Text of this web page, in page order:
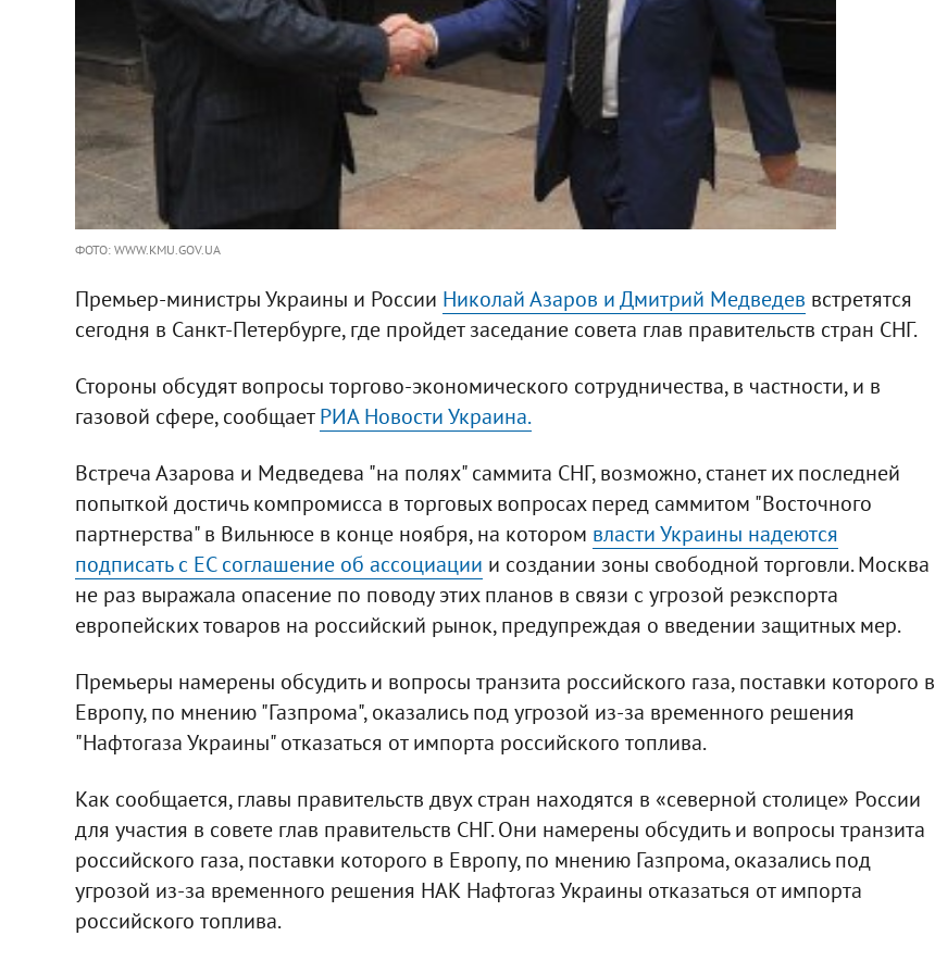
ФОТО: WWW.KMU.GOV.UA
Премьер-министры Украины и России Николай Азаров и Дмитрий Медведев встретятся
сегодня в Санкт-Петербурге, где пройдет заседание совета глав правительств стран СНГ.
Стороны обсудят вопросы торгово-экономического сотрудничества, в частности, и в
газовой сфере, сообщаетРИА Новости Украина.
Встреча Азарова и Медведева "на полях" саммита СНГ, возможно, станет их последней
попыткой достичь компромисса в торговых вопросах перед саммитом "Восточного
партнерства" в Вильнюсе в конце ноября, на котором власти Украины надеются
подписать с ЕС соглашение об ассоциации и создании зоны свободной торговли. Москва
не раз выражала опасение по поводу этих планов в связи с угрозой реэкспорта
европейских товаров на российский рынок, предупреждая о введении защитных мер.
Премьеры намерены обсудить и вопросы транзита российского газа, поставки которого в
Европу, по мнению "Газпрома", оказались под угрозой из-за временного решения
"Нафтогаза Украины" отказаться от импорта российского топлива.
Как сообщается, главы правительств двух стран находятся в «северной столице» России
для участия в совете глав правительств СНГ. Они намерены обсудить и вопросы транзита
российского газа, поставки которого в Европу, по мнению Газпрома, оказались под
угрозой из-за временного решения НАК Нафтогаз Украины отказаться от импорта
российского топлива.